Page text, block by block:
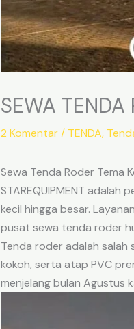
SEWA TENDA
2 Komentar / TENDA,
Sewa Tenda Roder Tema
STAREQUIPMENT
kecil hingga besar.
pusat sewa tenda roder
Tenda roder adalah salah
kokoh, serta atap PVC
menjelang bulan Agustus